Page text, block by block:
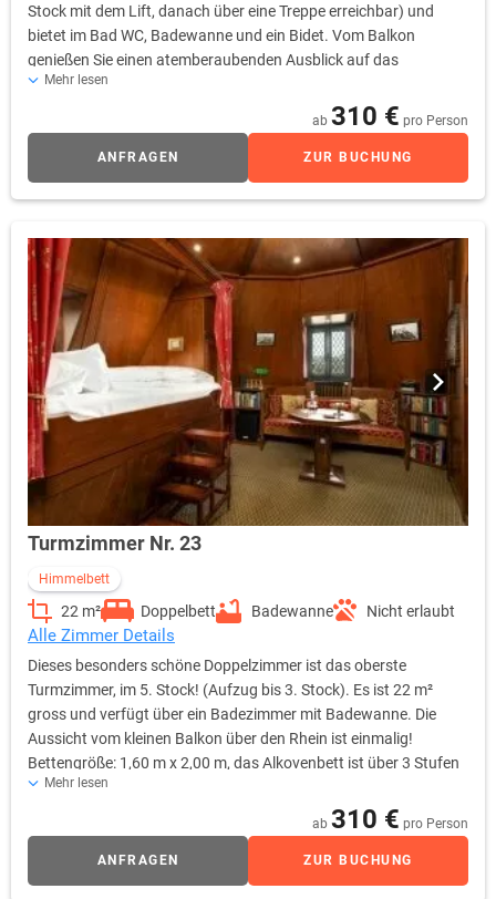
Stock mit dem Lift, danach über eine Treppe erreichbar) und
bietet im Bad WC, Badewanne und ein Bidet. Vom Balkon
genießen Sie einen atemberaubenden Ausblick auf das
mittelalterliche Oberwesel und das Rheintal. Bettengröße: 1,40 m
Mehr lesen
ab 310 € pro Person
ANFRAGEN ZUR BUCHUNG
Turmzimmer Nr. 23
Himmelbett
22 m² Doppelbett Badewanne Nicht erlaubt
Alle Zimmer Details
Dieses besonders schöne Doppelzimmer ist das oberste
Turmzimmer, im 5. Stock! (Aufzug bis 3. Stock). Es ist 22 m²
gross und verfügt über ein Badezimmer mit Badewanne. Die
Aussicht vom kleinen Balkon über den Rhein ist einmalig!
Bettengröße: 1,60 m x 2,00 m, das Alkovenbett ist über 3 Stufen
erreichbar keine Aufbettung möglich
Mehr lesen
ab 310 € pro Person
ANFRAGEN ZUR BUCHUNG